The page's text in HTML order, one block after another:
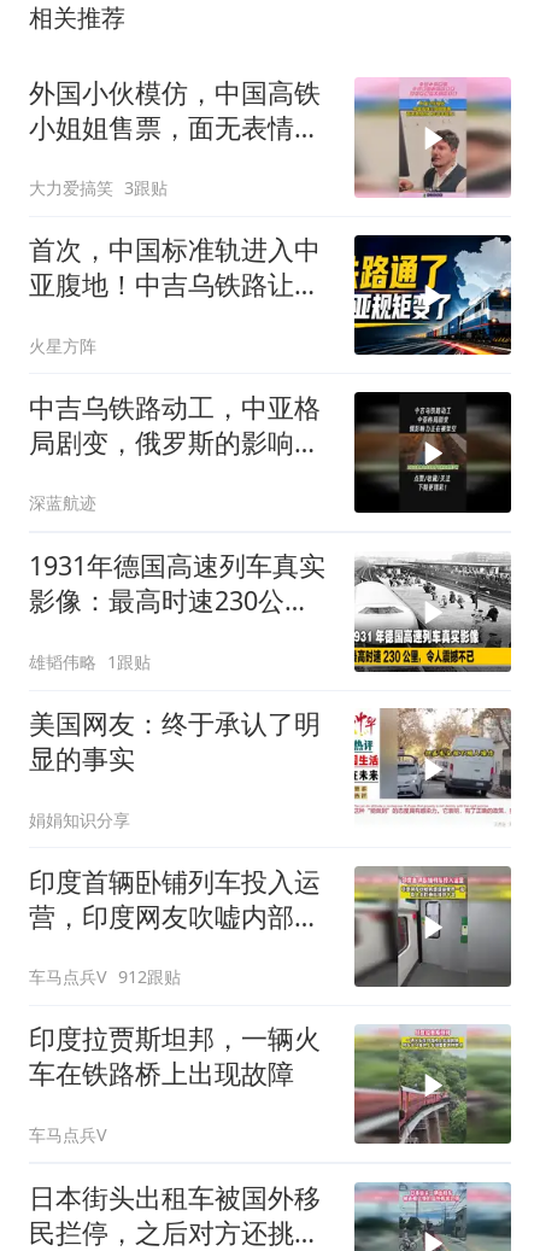
相关推荐
外国小伙模仿，中国高铁
小姐姐售票，面无表情但
大力爱搞笑 3跟贴
首次，中国标准轨进入中
亚腹地！中吉乌铁路让两
火星方阵
中吉乌铁路动工，中亚格
局剧变，俄罗斯的影响力
深蓝航迹
1931年德国高速列车真实
影像：最高时速230公
雄韬伟略 1跟贴
美国网友：终于承认了明
显的事实
娟娟知识分享
印度首辆卧铺列车投入运
营，印度网友吹嘘内部设
车马点兵V 912跟贴
印度拉贾斯坦邦，一辆火
车在铁路桥上出现故障
车马点兵V
日本街头出租车被国外移
民拦停，之后对方还挑衅